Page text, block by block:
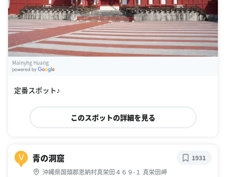
Mainyhg Huang
定番スポット♪
このスポットの詳細を見る
V 青の洞窟
沖縄県国頭郡恩納村真栄田４６９-１ 真栄田岬
1931